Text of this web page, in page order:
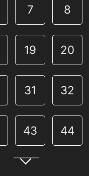
7 8
19 20
31 32
43 44